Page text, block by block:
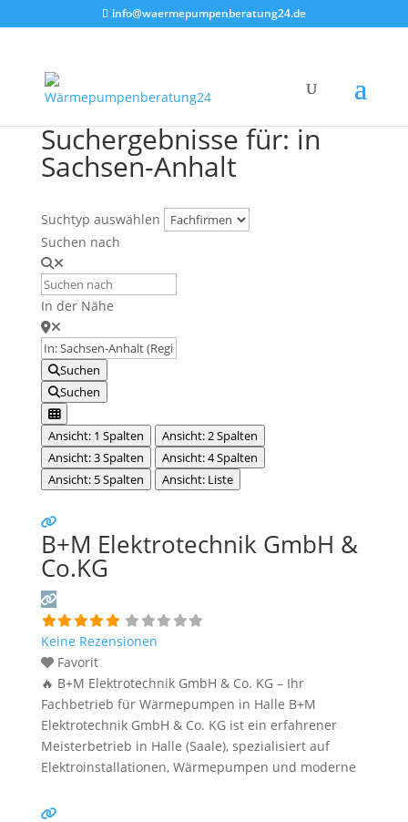
info@waermepumpenberatung24.de
Suchergebnisse für: in
Sachsen-Anhalt
Suchtyp auswählen
Suchen nach
In der Nähe
Suchen
Suchen
Ansicht: 1 Spalten
Ansicht: 2 Spalten
Ansicht: 3 Spalten
Ansicht: 4 Spalten
Ansicht: 5 Spalten
Ansicht: Liste
B+M Elektrotechnik GmbH &
Co.KG
Keine Rezensionen
Favorit
🔥 B+M Elektrotechnik GmbH & Co. KG – Ihr
Fachbetrieb für Wärmepumpen in Halle B+M
Elektrotechnik GmbH & Co. KG ist ein erfahrener
Meisterbetrieb in Halle (Saale), spezialisiert auf
Elektroinstallationen, Wärmepumpen und moderne
individuelle Konzepte für private und gewerbliche